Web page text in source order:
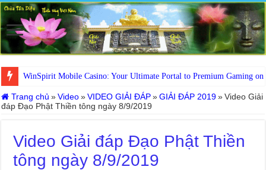
WinSpirit Mobile Casino: Your Ultimate Portal to Premium Gaming on
Trang chủ » Video » VIDEO GIẢI ĐÁP » GIẢI ĐÁP 2019 » Video Giải
đáp Đạo Phật Thiền tông ngày 8/9/2019
Video Giải đáp Đạo Phật Thiền
tông ngày 8/9/2019